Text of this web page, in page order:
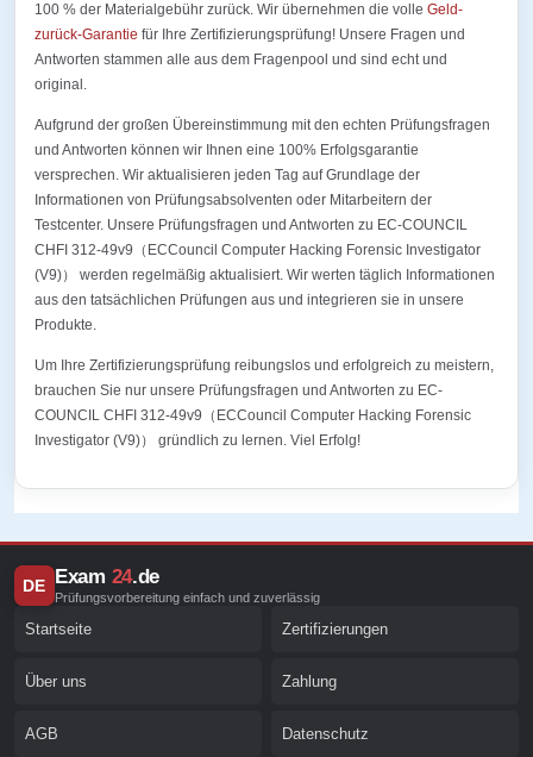
100 % der Materialgebühr zurück. Wir übernehmen die volle Geld-
zurück-Garantie für Ihre Zertifizierungsprüfung! Unsere Fragen und
Antworten stammen alle aus dem Fragenpool und sind echt und
original.
Aufgrund der großen Übereinstimmung mit den echten Prüfungsfragen
und Antworten können wir Ihnen eine 100% Erfolgsgarantie
versprechen. Wir aktualisieren jeden Tag auf Grundlage der
Informationen von Prüfungsabsolventen oder Mitarbeitern der
Testcenter. Unsere Prüfungsfragen und Antworten zu EC-COUNCIL
CHFI 312-49v9（ECCouncil Computer Hacking Forensic Investigator
(V9)） werden regelmäßig aktualisiert. Wir werten täglich Informationen
aus den tatsächlichen Prüfungen aus und integrieren sie in unsere
Produkte.
Um Ihre Zertifizierungsprüfung reibungslos und erfolgreich zu meistern,
brauchen Sie nur unsere Prüfungsfragen und Antworten zu EC-
COUNCIL CHFI 312-49v9（ECCouncil Computer Hacking Forensic
Investigator (V9)） gründlich zu lernen. Viel Erfolg!
DE Exam 24.de
Prüfungsvorbereitung einfach und zuverlässig
Startseite Zertifizierungen
Über uns Zahlung
AGB Datenschutz